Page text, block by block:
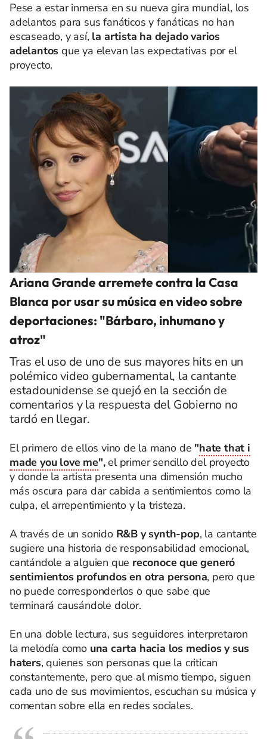
Pese a estar inmersa en su nueva gira mundial, los
adelantos para sus fanáticos y fanáticas no han
escaseado, y así, la artista ha dejado varios
adelantosque ya elevan las expectativas por el
proyecto.
Ariana Grande arremete contra la Casa
Blanca por usar su música en video sobre
deportaciones: "Bárbaro, inhumano y
atroz"
Tras el uso de uno de sus mayores hits en un
polémico video gubernamental, la cantante
estadounidense se quejó en la sección de
comentarios y la respuesta del Gobierno no
tardó en llegar.
El primero de ellos vino de la mano de "hate that i
made you love me",el primer sencillo del proyecto
y donde la artista presenta una dimensión mucho
más oscura para dar cabida a sentimientos como la
culpa, el arrepentimiento y la tristeza.
A través de un sonidoR&B y synth-pop, la cantante
sugiere una historia de responsabilidad emocional,
cantándole a alguien que reconoce que generó
sentimientos profundos en otra persona, pero que
no puede corresponderlos o que sabe que
terminará causándole dolor.
En una doble lectura, sus seguidores interpretaron
la melodía como una carta hacia los medios y sus
haters, quienes son personas que la critican
constantemente, pero que al mismo tiempo, siguen
cada uno de sus movimientos, escuchan su música y
comentan sobre ella en redes sociales.